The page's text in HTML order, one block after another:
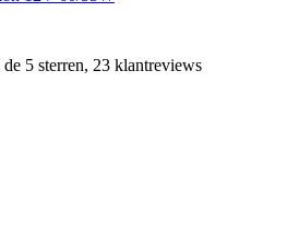
5 sterren, 23 klantreviews